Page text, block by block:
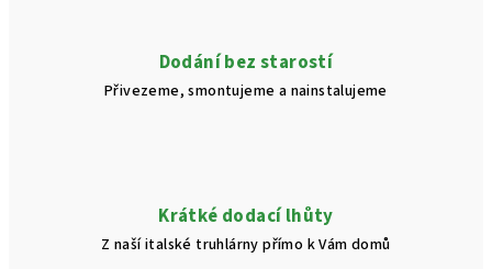
í
r
v
ý
p
Dodání bez starostí
Přivezeme, smontujeme a nainstalujeme
Krátké dodací lhůty
Z naší italské truhlárny přímo k Vám domů